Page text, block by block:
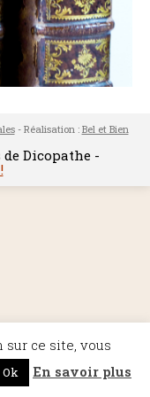
- Réalisation : Bel et Bien
Dicopathe -
ce site, vous
Ok En savoir plus